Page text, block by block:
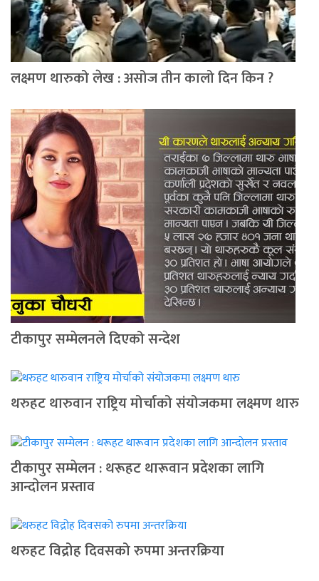
लक्ष्मण थारुको लेख : असोज तीन कालो दिन किन ?
टीकापुर सम्मेलनले दिएको सन्देश
थरुहट थारुवान राष्ट्रिय मोर्चाको संयोजकमा लक्ष्मण थारु
टीकापुर सम्मेलन : थरूहट थारूवान प्रदेशका लागि
आन्दाेलन प्रस्ताव
थरुहट विद्रोह दिवसको रुपमा अन्तरक्रिया